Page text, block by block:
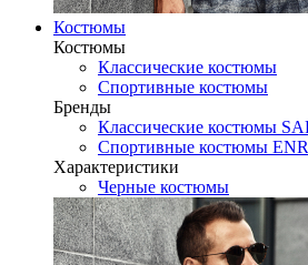
Костюмы
Костюмы
Классические костюмы
Спортивные костюмы
Бренды
Классические костюмы
Спортивные костюмы
Характеристики
Черные костюмы